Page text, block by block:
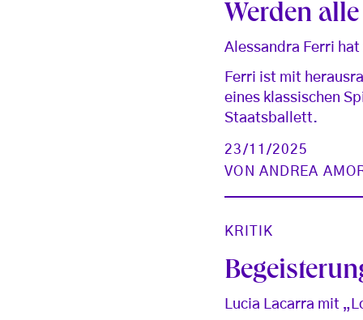
Werden
Alessandra Ferri
Ferri ist mit
eines klassischen
Staatsballett.
23/11/2025
VON ANDREA
KRITIK
Lucia Lacarra mit